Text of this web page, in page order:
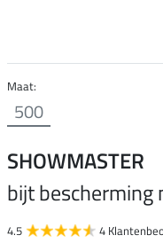
Maat:
500
SHOWMASTER
bijt bescherming
4.5 4